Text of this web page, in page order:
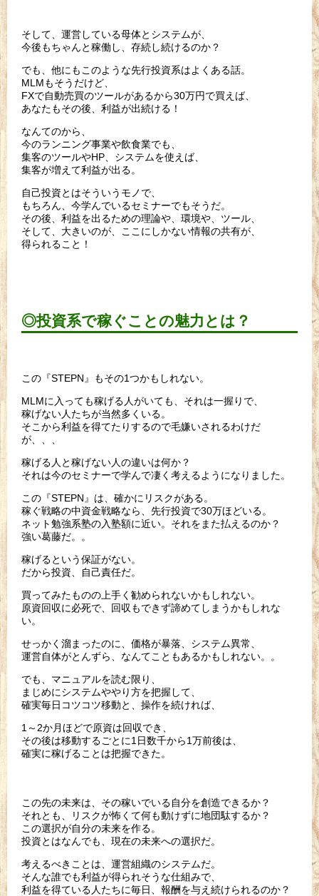
そして、運営している母体とシステムが、
今後もちゃんと稼働し、存続し続けるのか？
でも、他にもこのような先行投資系はよくある話。
MLMもそうだけど、
FXで自動売買のツールがあるから30万円で買えば、
あなたもその後、利益が出続ける！
なんてのから、
今のランニング事業や飲食業でも、
集客のツールやHP、システムを使えば、
集客が増えて利益が出る。
自己投資とはそういうモノで、
もちろん、今学んでいるセミナーでもそうだ。
その後、利益を出るための理論や、環境や、ツール、
そして、大きいのが、ここにしかない情報の共有が、
得られること！
◎投資系で稼ぐことの魅力とは？
この『STEPN』もその1つかもしれない。
MLMに入っても稼げる人がいても、それは一握りで、
稼げない人たちが当然多くいる。
そこから利益を得てたりするので毛嫌いされるわけだ
が、、、
稼げる人と稼げない人の違いは何か？
それは今のセミナーで学んで凄く考えるようになりました。
この『STEPN』は、確かにリスクがある。
稼ぐ戦略の中資金戦略なら、先行投資で30万ほどいる。
ネット勉強系塾の入塾額に近い。それをまた払えるのか？
強い葛藤だ。。
稼げるという保証がない。
だから投資、自己責任だ。
買ってみたものの上手く勧められないかもしれない。
原資回収に必死で、回収もできず諦めてしまうかもしれな
い。
せっかく溜まったのに、価格が暴落、システム異常、
運営自体がとんずら、なんてこともあるかもしれない。。
でも、マニュアルを読む限り、
まじめにシステムややり方を把握して、
確実毎日コツコツ移動と、操作を続ければ、
1～2か月ほどで原資は回収でき、
その後は移動するごとに1日数千から1万前後は、
確実に稼げることは把握できた。
この先の未来は、その稼いでいる自分を創造できるか？
それとも、リスクが怖くて何も動けずに地団駄するか？
この選択が自分の未来を作る。
投資とはなんでも、現在の未来への選択だ。
考えるべきことは、運営組織のシステムだ。
そんな誰でも利益が得られそうな仕組みで、
利益を得ている人たちに毎日、報酬を与え続けられるのか？